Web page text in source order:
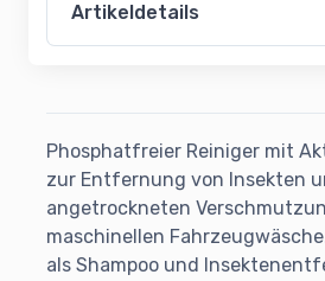
Artikeldetails
Phosphatfreier Reiniger mit
zur Entfernung von Insekten
angetrockneten
maschinellen
als Shampoo und